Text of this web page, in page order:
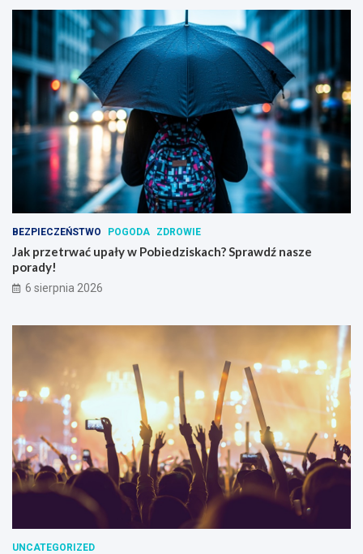
BEZPIECZEŃSTWO POGODA ZDROWIE
Jak przetrwać upały w Pobiedziskach? Sprawdź nasze
porady!
6 sierpnia 2026
UNCATEGORIZED